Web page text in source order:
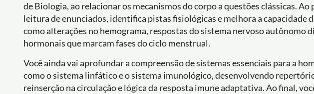
de Biologia, ao relacionar os mecanismos do corpo a questões clássicas.
leitura de enunciados, identifica pistas fisiológicas e melhora a capacidade
como alterações no hemograma, respostas do sistema nervoso autônomo
hormonais que marcam fases do ciclo menstrual.
Você ainda vai aprofundar a compreensão de sistemas essenciais para a
como o sistema linfático e o sistema imunológico, desenvolvendo
reinserção na circulação e lógica da resposta imune adaptativa. Ao final,